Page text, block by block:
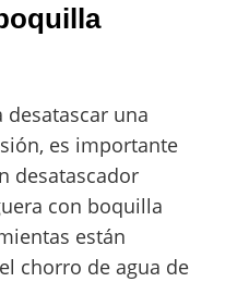
desatascar una
es importante
desatascador
con boquilla
están
chorro de agua de